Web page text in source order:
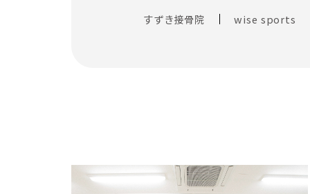
すずき接骨院 wise sports